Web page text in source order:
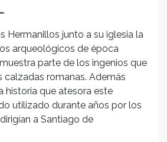
Hermanillos junto a su iglesia la
arqueológicos de época
parte de los ingenios que
calzadas romanas. Además
historia que atesora este
utilizado durante años por los
a Santiago de